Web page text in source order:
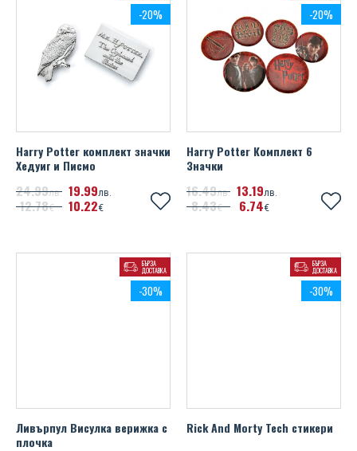
-20%
Harry Potter комплект значки
Хедуиг и Писмо
2499лв.
1278€
19 99лв.
10 22€
-20%
Harry Potter Комплект 6
Значки
1649лв.
843€
13 19лв.
6 74€
БЪРЗА
ДОСТАВКА
-30%
Ливърпул Висулка верижка с
плочка
БЪРЗА
ДОСТАВКА
-30%
Rick And Morty Tech стикери